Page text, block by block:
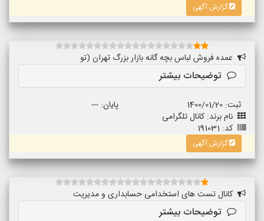
گزارش آگهی
عمده فروش لباس بچه گانه بازار بزرگ تهران (تو
توضیحات بیشتر
ثبت: 1400/01/20
پایان: ---
نام برند: کانال تلگرامی
کد: 191031
گزارش آگهی
کانال تست های استخدامی حسابداری و مدیریت
توضیحات بیشتر